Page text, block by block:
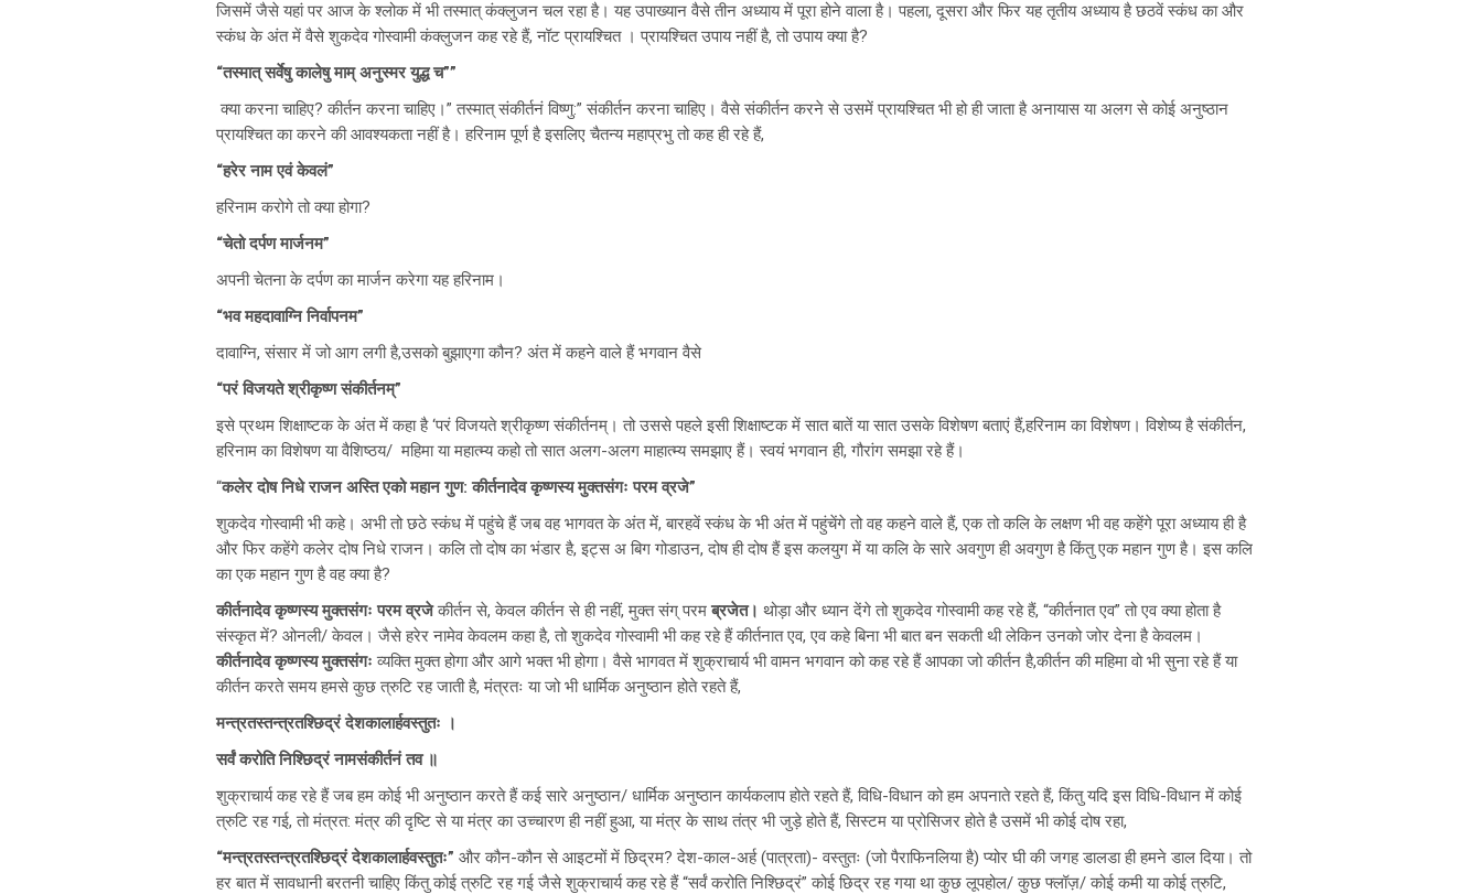
जिसमें जैसे यहां पर आज के श्लोक में भी तस्मात् कंक्लुजन चल रहा है। यह उपाख्यान वैसे तीन अध्याय में पूरा होने वाला है। पहला, दूसरा और फिर यह तृतीय अध्याय है छठवें स्कंध का और
स्कंध के अंत में वैसे शुकदेव गोस्वामी कंक्लुजन कह रहे हैं, नॉट प्रायश्चित । प्रायश्चित उपाय नहीं है, तो उपाय क्या है?
“तस्मात् सर्वेषु कालेषु माम् अनुस्मर युद्ध च””
क्या करना चाहिए? कीर्तन करना चाहिए।” तस्मात् संकीर्तनं विष्णु:” संकीर्तन करना चाहिए। वैसे संकीर्तन करने से उसमें प्रायश्चित भी हो ही जाता है अनायास या अलग से कोई अनुष्ठान
प्रायश्चित का करने की आवश्यकता नहीं है। हरिनाम पूर्ण है इसलिए चैतन्य महाप्रभु तो कह ही रहे हैं,
“हरेर नाम एवं केवलं”
हरिनाम करोगे तो क्या होगा?
“चेतो दर्पण मार्जनम”
अपनी चेतना के दर्पण का मार्जन करेगा यह हरिनाम।
“भव महदावाग्नि निर्वापनम”
दावाग्नि, संसार में जो आग लगी है,उसको बुझाएगा कौन? अंत में कहने वाले हैं भगवान वैसे
“परं विजयते श्रीकृष्ण संकीर्तनम्”
इसे प्रथम शिक्षाष्टक के अंत में कहा है ‘परं विजयते श्रीकृष्ण संकीर्तनम्। तो उससे पहले इसी शिक्षाष्टक में सात बातें या सात उसके विशेषण बताएं हैं,हरिनाम का विशेषण। विशेष्य है संकीर्तन,
हरिनाम का विशेषण या वैशिष्ठय/ महिमा या महात्म्य कहो तो सात अलग-अलग माहात्म्य समझाए हैं। स्वयं भगवान ही, गौरांग समझा रहे हैं।
“कलेर दोष निधे राजन अस्ति एको महान गुण: कीर्तनादेव कृष्णस्य मुक्तसंगः परम व्रजे”
शुकदेव गोस्वामी भी कहे। अभी तो छठे स्कंध में पहुंचे हैं जब वह भागवत के अंत में, बारहवें स्कंध के भी अंत में पहुंचेंगे तो वह कहने वाले हैं, एक तो कलि के लक्षण भी वह कहेंगे पूरा अध्याय ही है
और फिर कहेंगे कलेर दोष निधे राजन। कलि तो दोष का भंडार है, इट्स अ बिग गोडाउन, दोष ही दोष हैं इस कलयुग में या कलि के सारे अवगुण ही अवगुण है किंतु एक महान गुण है। इस कलि
का एक महान गुण है वह क्या है?
कीर्तनादेव कृष्णस्य मुक्तसंगः परम व्रजेकीर्तन से, केवल कीर्तन से ही नहीं, मुक्त संग् परमब्रजेत। थोड़ा और ध्यान देंगे तो शुकदेव गोस्वामी कह रहे हैं, “कीर्तनात एव” तो एव क्या होता है
संस्कृत में? ओनली/ केवल। जैसे हरेर नामेव केवलम कहा है, तो शुकदेव गोस्वामी भी कह रहे हैं कीर्तनात एव, एव कहे बिना भी बात बन सकती थी लेकिन उनको जोर देना है केवलम।
कीर्तनादेव कृष्णस्य मुक्तसंगः व्यक्ति मुक्त होगा और आगे भक्त भी होगा। वैसे भागवत में शुक्राचार्य भी वामन भगवान को कह रहे हैं आपका जो कीर्तन है,कीर्तन की महिमा वो भी सुना रहे हैं या
कीर्तन करते समय हमसे कुछ त्रुटि रह जाती है, मंत्रतः या जो भी धार्मिक अनुष्ठान होते रहते हैं,
मन्त्रतस्तन्त्रतश्छिद्रं देशकालार्हवस्तुतः ।
सर्वं करोति निश्छिद्रं नामसंकीर्तनं तव ॥
शुक्राचार्य कह रहे हैं जब हम कोई भी अनुष्ठान करते हैं कई सारे अनुष्ठान/ धार्मिक अनुष्ठान कार्यकलाप होते रहते हैं, विधि-विधान को हम अपनाते रहते हैं, किंतु यदि इस विधि-विधान में कोई
त्रुटि रह गई, तो मंत्रत: मंत्र की दृष्टि से या मंत्र का उच्चारण ही नहीं हुआ, या मंत्र के साथ तंत्र भी जुड़े होते हैं, सिस्टम या प्रोसिजर होते है उसमें भी कोई दोष रहा,
“मन्त्रतस्तन्त्रतश्छिद्रं देशकालार्हवस्तुतः” और कौन-कौन से आइटमों में छिद्रम? देश-काल-अर्ह (पात्रता)- वस्तुतः (जो पैराफिनलिया है) प्योर घी की जगह डालडा ही हमने डाल दिया। तो
हर बात में सावधानी बरतनी चाहिए किंतु कोई त्रुटि रह गई जैसे शुक्राचार्य कह रहे हैं “सर्वं करोति निश्छिद्रं”कोई छिद्र रह गया था कुछ लूपहोल/ कुछ फ्लॉज़/ कोई कमी या कोई त्रुटि,